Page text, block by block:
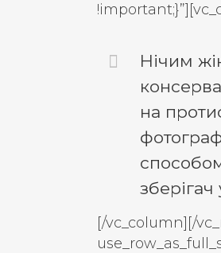
Нічим
на
[/vc_column][/